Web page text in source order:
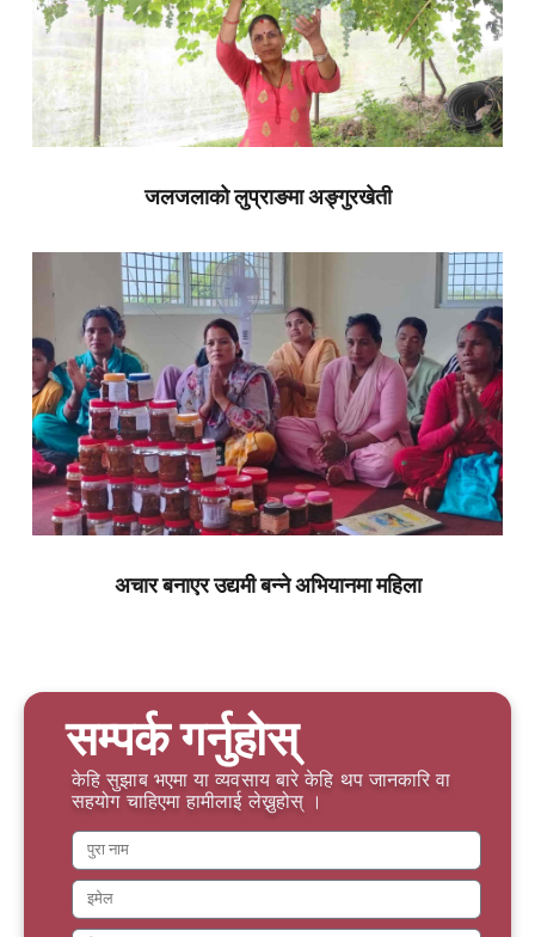
जलजलाको लुप्राङमा अङ्गुरखेती
अचार बनाएर उद्यमी बन्ने अभियानमा महिला
सम्पर्क गर्नुहोस्
केहि सुझाब भएमा या व्यवसाय बारे केहि थप जानकारि वा
सहयोग चाहिएमा हामीलाई लेख्नुहोस् ।